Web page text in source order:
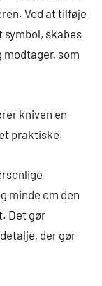
Ved at tilføje
skabes
modtager, som
kniven en
praktiske.
minde om den
Det gør
der gør